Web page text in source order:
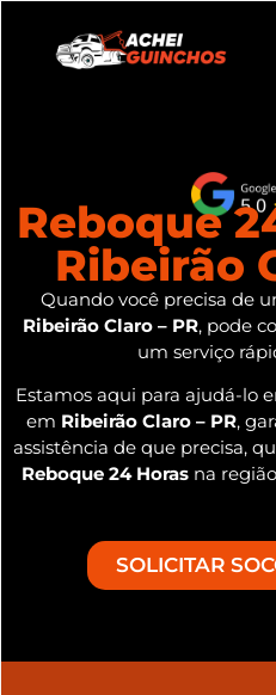
Reboque
Ribeirão
Quando você precisa de
Ribeirão Claro – PR, pode
um serviço
Estamos aqui para ajudá-lo
em Ribeirão Claro – PR,
assistência de que precisa,
Reboque 24 Horasna
SOLICITAR